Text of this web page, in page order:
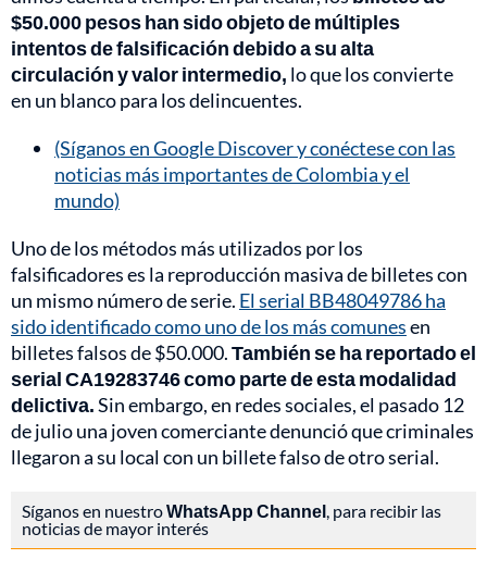
$50.000 pesos han sido objeto de múltiples
intentos de falsificación debido a su alta
circulación y valor intermedio, lo que los convierte
en un blanco para los delincuentes.
(Síganos en Google Discover y conéctese con las
noticias más importantes de Colombia y el
mundo)
Uno de los métodos más utilizados por los
falsificadores es la reproducción masiva de billetes con
un mismo número de serie. El serial BB48049786 ha
sido identificado como uno de los más comunesen
billetes falsos de $50.000.También se ha reportado el
serial CA19283746 como parte de esta modalidad
delictiva.Sin embargo, en redes sociales, el pasado 12
de julio una joven comerciante denunció que criminales
llegaron a su local con un billete falso de otro serial.
Síganos en nuestroWhatsApp Channel, para recibir las
noticias de mayor interés